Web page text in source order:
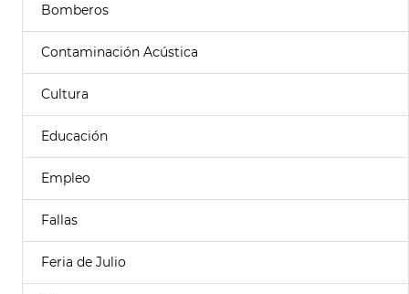
Bomberos
Contaminación Acústica
Cultura
Educación
Empleo
Fallas
Feria de Julio